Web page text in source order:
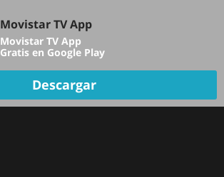
TV EN VIVO
Movistar TV App
Movistar TV App
Gratis en Google Play
Descargar